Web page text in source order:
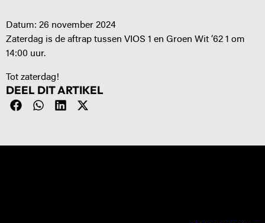
Datum: 26 november 2024
Zaterdag is de aftrap tussen VIOS 1 en Groen Wit ’62 1 om
14:00 uur.
Tot zaterdag!
DEEL DIT ARTIKEL